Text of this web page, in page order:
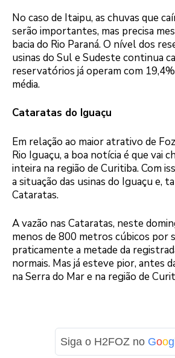
No caso de Itaipu, as chuvas que
serão importantes, mas precisa
bacia do Rio Paraná. O nível dos
usinas do Sul e Sudeste continua
reservatórios já operam com 19,4%
média.
Cataratas do Iguaçu
Em relação ao maior atrativo de
Rio Iguaçu, a boa notícia é que vai
inteira na região de Curitiba. Com
a situação das usinas do Iguaçu e,
Cataratas.
A vazão nas Cataratas, neste
menos de 800 metros cúbicos por
praticamente a metade da
normais. Mas já esteve pior, antes
na Serra do Mar e na região de
Siga o H2FOZ no Goog